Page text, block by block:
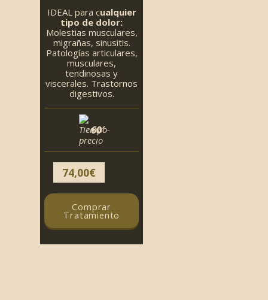
IDEAL para cualquier
tipo de dolor:
Molestias musculares,
migrañas, sinusitis.
Patologías articulares,
musculares,
tendinosas y
viscerales. Trastornos
digestivos.
60′
74,00€
Comprar
Tratamiento